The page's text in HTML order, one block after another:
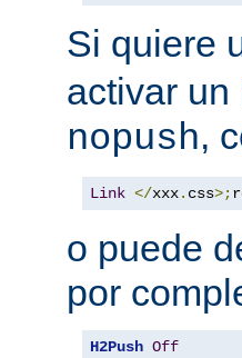
Si quiere
activar
nopush,
Link </xxx. css>;
o puede
por
H2Push Off